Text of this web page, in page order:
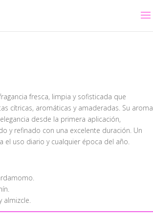
fresca, limpia y sofisticada que
cítricas, aromáticas y amaderadas. Su aroma
desde la primera aplicación,
y refinado con una excelente duración. Un
el uso diario y cualquier época del año.
almizcle.